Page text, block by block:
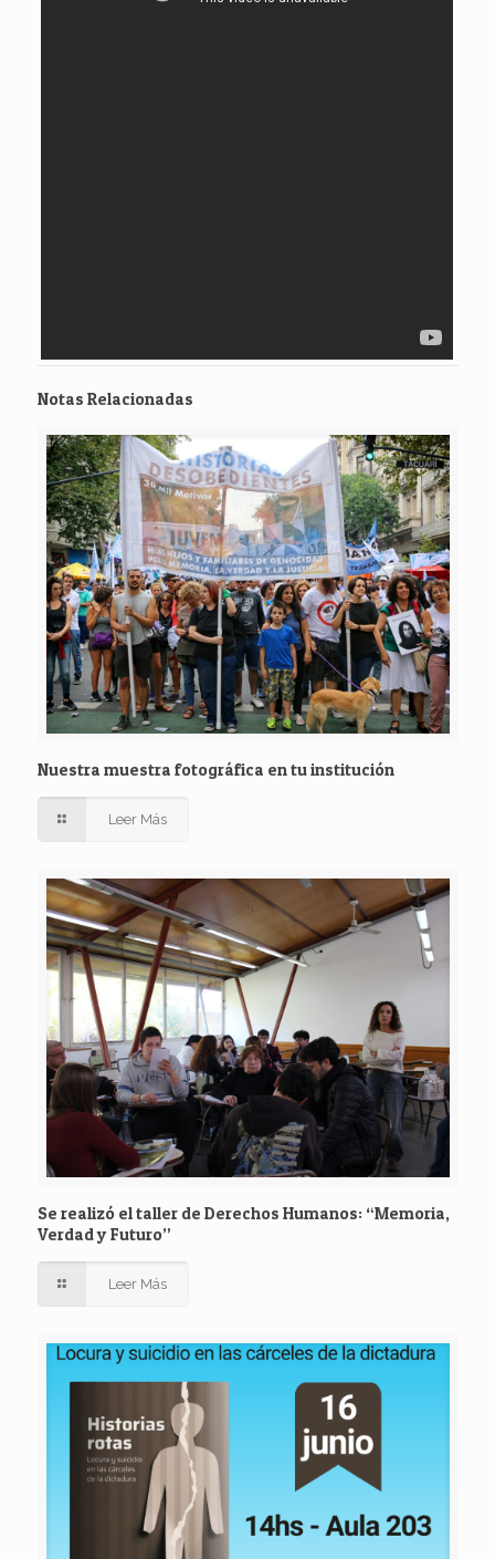
Notas Relacionadas
Nuestra muestra fotográfica en tu institución
Leer Más
Se realizó el taller de Derechos Humanos: “Memoria,
Verdad y Futuro”
Leer Más